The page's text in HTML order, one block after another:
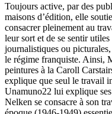
Toujours active, par des
maisons d’édition, elle
consacrer pleinement au
leur sort et de se sentir
journalistiques ou
le régime franquiste. Ainsi,
peintures à la Caroll
explique que seul le travail
Unamuno22 lui explique
Nelken se consacre à son